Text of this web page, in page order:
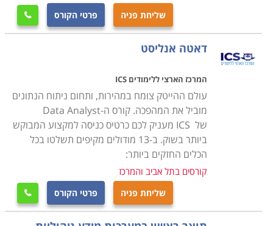
התחבורה שיש לעיר להציע. אם לא - דעו שהעיר מרושתת
בתשתית תחבורתית הכוללת: אוטובוסים,מוניות שירות וכמובן
מוניות פרטיות, רכבת ואפילו אפשרות השכרת אופניים.
באזור תל אביב והמרכז נכללים ישובים וערים כמו חולון,
ראשון לציון, רמת גן, תל אביב, כפר סבא ומכללות רבות
ג'ון ברייס – מכללת הי-טק שנמצאת בבית קורקס,
הטכניון - היחידה ללימודי המשך שנמצאת בחיפה, תל
אביב - סניף תל אביב
מכללת נס Ness College שנמצאת בקרית עתידים,
בנין 10 ת.ד. 58144 תל אביב 61581 - סניף תל
שליחת פניה פרטי הקורס 
דאטה אנליסט
המרכז הארצי ללימודים ICS
עולם ההייטק צומח במהירות, ותחום ניתוח הנתונים
מוביל את המהפכה. קורס ה-Data Analyst
של ICS מעניק לכם כרטיס כניסה למקצוע המבוקש
ביותר בשוק. ב-13 מודולים מקיפים תשלטו בכל
הכלים החזקים ביותר:
קורסים בתל אביב והמרכז
שליחת פניה פרטי הקורס 